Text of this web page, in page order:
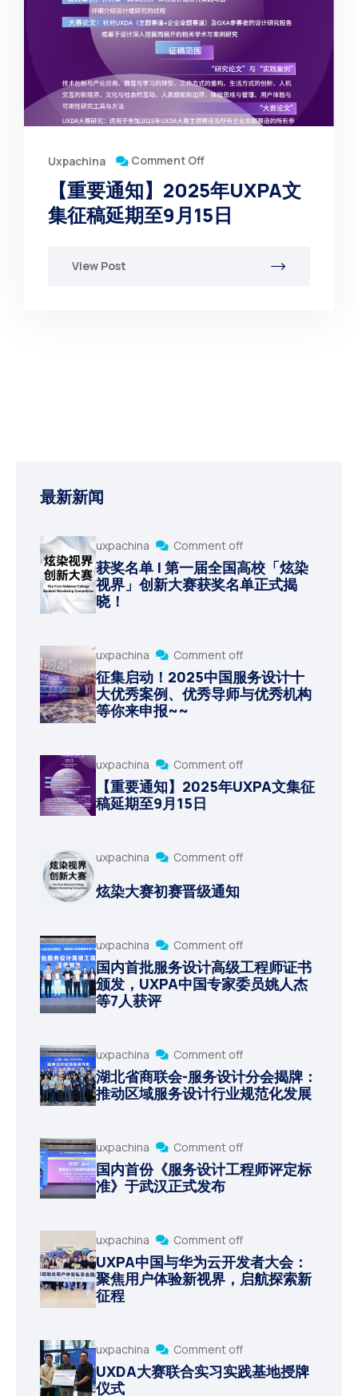
Uxpachina Comment Off
【重要通知】2025年UXPA文
集征稿延期至9月15日
View Post
最新新闻
uxpachina Comment off
获奖名单 | 第一届全国高校「炫染
视界」创新大赛获奖名单正式揭
晓！
uxpachina Comment off
征集启动！2025中国服务设计十
大优秀案例、优秀导师与优秀机构
等你来申报~~
uxpachina Comment off
【重要通知】2025年UXPA文集征
稿延期至9月15日
uxpachina Comment off
炫染大赛初赛晋级通知
uxpachina Comment off
国内首批服务设计高级工程师证书
颁发，UXPA中国专家委员姚人杰
等7人获评
uxpachina Comment off
湖北省商联会-服务设计分会揭牌：
推动区域服务设计行业规范化发展
uxpachina Comment off
国内首份《服务设计工程师评定标
准》于武汉正式发布
uxpachina Comment off
UXPA中国与华为云开发者大会：
聚焦用户体验新视界，启航探索新
征程
uxpachina Comment off
UXDA大赛联合实习实践基地授牌
仪式